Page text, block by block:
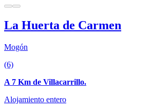
La Huerta de Carmen
Mogón
(6)
A 7 Km de Villacarrillo.
Alojamiento entero